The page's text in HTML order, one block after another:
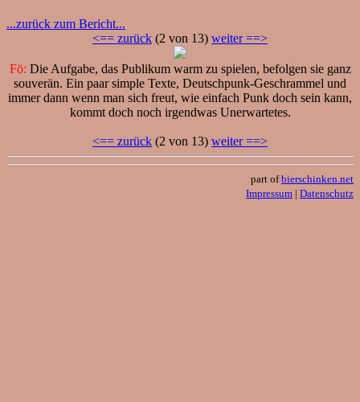
...zurück zum Bericht...
<== zurück (2 von 13) weiter ==>
Fö: Die Aufgabe, das Publikum warm zu spielen, befolgen sie ganz
souverän. Ein paar simple Texte, Deutschpunk-Geschrammel und
immer dann wenn man sich freut, wie einfach Punk doch sein kann,
kommt doch noch irgendwas Unerwartetes.
<== zurück (2 von 13) weiter ==>
part ofbierschinken.net
Impressum | Datenschutz